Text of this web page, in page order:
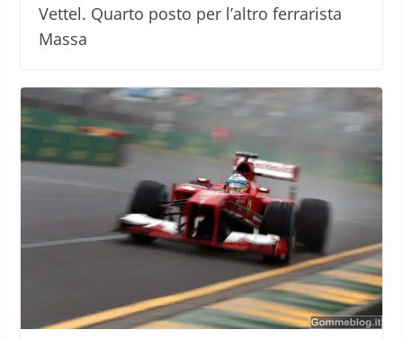
Vettel. Quarto posto per l’altro ferrarista
Massa